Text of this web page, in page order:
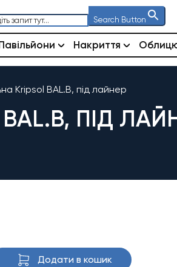
Search Button
Накриття
Kripsol BAL.B, під лайнер
ПІД
Додати в кошик